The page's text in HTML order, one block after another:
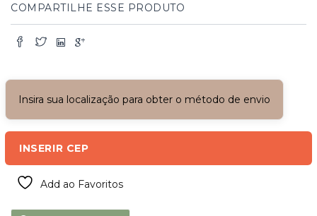
COMPARTILHE ESSE PRODUTO
Insira sua localização para obter o método de envio
INSERIR CEP
Add ao Favoritos